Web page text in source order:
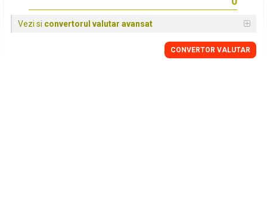
Vezi si convertorul valutar avansat
CONVERTOR VALUTAR